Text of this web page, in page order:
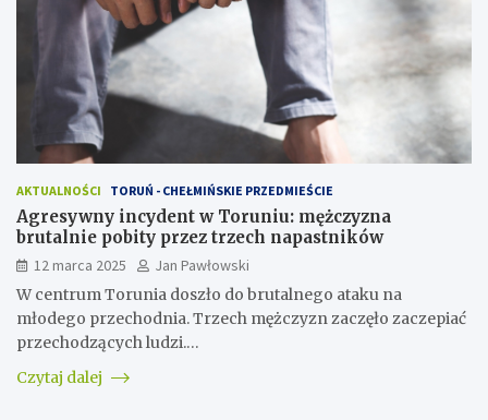
AKTUALNOŚCI TORUŃ - CHEŁMIŃSKIE PRZEDMIEŚCIE
Agresywny incydent w Toruniu: mężczyzna
brutalnie pobity przez trzech napastników
12 marca 2025
Jan Pawłowski
W centrum Torunia doszło do brutalnego ataku na
młodego przechodnia. Trzech mężczyzn zaczęło zaczepiać
przechodzących ludzi.…
Czytaj dalej